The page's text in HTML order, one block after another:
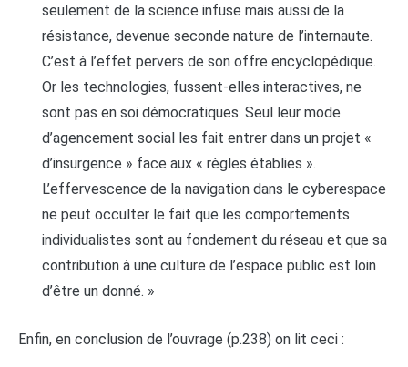
seulement de la science infuse mais aussi de la
résistance, devenue seconde nature de l’internaute.
C’est à l’effet pervers de son offre encyclopédique.
Or les technologies, fussent-elles interactives, ne
sont pas en soi démocratiques. Seul leur mode
d’agencement social les fait entrer dans un projet «
d’insurgence » face aux « règles établies ».
L’effervescence de la navigation dans le cyberespace
ne peut occulter le fait que les comportements
individualistes sont au fondement du réseau et que sa
contribution à une culture de l’espace public est loin
d’être un donné. »
Enfin, en conclusion de l’ouvrage (p.238) on lit ceci :